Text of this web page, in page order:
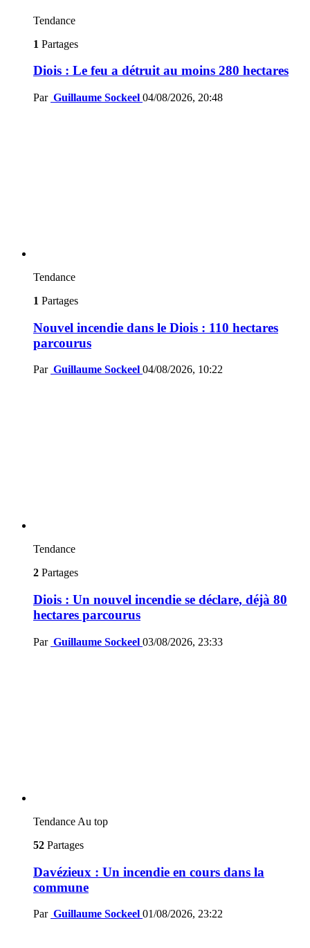
Tendance
1 Partages
Diois : Le feu a détruit au moins 280 hectares
Par Guillaume Sockeel 04/08/2026, 20:48
Tendance
1 Partages
Nouvel incendie dans le Diois : 110 hectares
parcourus
Par Guillaume Sockeel 04/08/2026, 10:22
Tendance
2 Partages
Diois : Un nouvel incendie se déclare, déjà 80
hectares parcourus
Par Guillaume Sockeel 03/08/2026, 23:33
Tendance Au top
52 Partages
Davézieux : Un incendie en cours dans la
commune
Par Guillaume Sockeel 01/08/2026, 23:22